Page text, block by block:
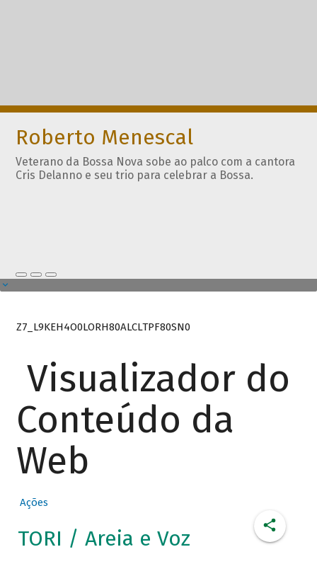
Roberto Menescal
Veterano da Bossa Nova sobe ao palco com a cantora
Cris Delanno e seu trio para celebrar a Bossa.
Z7_L9KEH4O0LORH80ALCLTPF80SN0
Visualizador do
Conteúdo da
Web
Ações
TORI / Areia e Voz